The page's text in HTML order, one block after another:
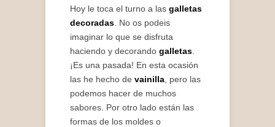
Hoy le toca el turno a las galletas
decoradas . No os podeis
imaginar lo que se disfruta
haciendo y decorando galletas
¡Es una pasada! En esta ocasión
las he hecho de vainilla , pero las
podemos hacer de muchos
sabores. Por otro lado están las
formas de los moldes o